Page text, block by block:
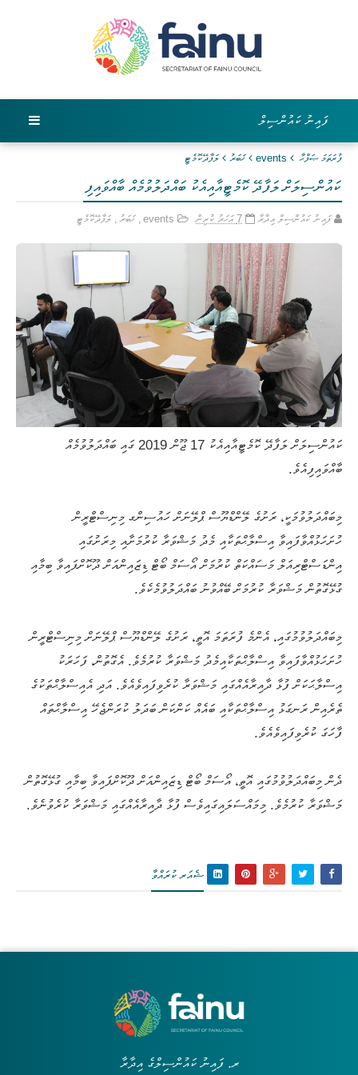
ފައިނު ކައުންސިލް
ފުރަތަމަ ޞަފްޙާ events ޚަބަރު ލަފާދޭކޮމެޓީ
ކައުންސިލަށް ލަފާދޭ ކޮމެޓީއާއިއެކު ބައްދަލުވުމެއް ބާއްވައިފި
ފައިނު ކައުންސިލް އިދާރާ 7 އަހަރު ކުރިން events
,ޚަބަރު , ލަފާދޭކޮމެޓީ
ކައުންސިލަށް ލަފާދޭ ކޮމެޓީއާއިއެކު 17 ޖޫން 2019 ގައި ބައްދަލުވުމެއް
ބާއްވައިފިއެވެ.
މިބައްދަލުވުމަކީ، ރަށުގެ ލޭންޑްޔޫސް ޕްލޭނަށް ހައުސިންގ މިނިސްޓްރީން
ހުށަހަޅުއްވާފައިވާ އިސްލާޙްތަކާއި މެދު މަޝްވަރާ ކުރުމަށާއި މިރަށުގައި
އިންޑަސްޓްރިއަލް މަސައްކަތް ކުރުމަށް އޯސަމް ބޯޓް ޑިޒައިންއަށް ދޫކޮށްފައިވާ ބިމާއި
ގުޅޭގޮތުން މަޝްވަރާ ކުރުމަށް ބޭއްވުނު ބައްދަލުވުމެކެވެ.
މިބައްދަލުވުމުގައި، އެންމެ ފުރަތަމަ އޮތީ، ރަށުގެ ލޭންޑްޔޫސް ޕްލޭނަށް މިނިސްޓްރީން
ހުށަހަޅުއްވާފައިވާ އިސްލާޙްތަކާއިމެދު މަޝްވަރާ ކުރުމެވެ. އެގޮތުން، ފަހަރަކު
އިސްލާޙަކަށް ފުޅާ ދާއިރާއެއްގައި މަޝްވަރާ ކުރެވިފައިވެއެވެ. އަދި އެއިސްލާޙްތަކުގެ
ތެރެއިން ރަނގަޅު އިސްލާޙްތަކާއި ބައެއް ކަންކަން ބަދަލު ކުރަންޖެހޭ އިސްލާޙްތައް
ފާހަގަ ކުރެވިފައިވެއެވެ.
ދެން މިބައްދަލުވުމުގައި އޮތީ، އޯސަމް ބޯޓް ޑިޒައިންއަށް ދޫކޮށްފައިވާ ބިމާއި ގުޅޭގޮތުން
މަޝްވަރާ ކުރުމެވެ. މިމައްސަލައިގައިވެސް ފުޅާ ދާއިރާއެއްގައި މަޝްވަރާ ކުރެވުނެވެ.
ޝެއަރ ކުރައްވާ
ރ. ފައިނު ކައުންސިލްގެ އިދާރާ